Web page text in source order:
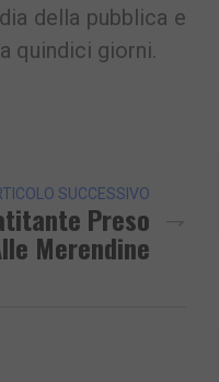
della pubblica e
quindici giorni.
SUCCESSIVO
Preso
Merendine